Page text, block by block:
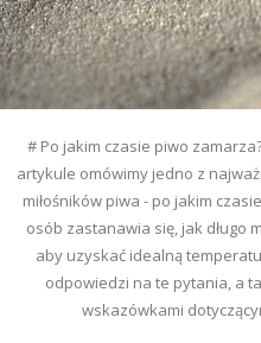
# Po jakim czasie piwo
artykule omówimy jedno z
miłośników piwa - po jakim
osób zastanawia się, jak długo
aby uzyskać idealną
odpowiedzi na te pytania, a
wskazówkami